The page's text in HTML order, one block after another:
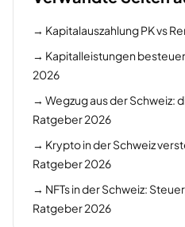
→ Kapitalauszahlung PK vs
→ Kapitalleistungen
2026
→ Wegzug aus der Schweiz:
Ratgeber 2026
→ Krypto in der Schweiz
Ratgeber 2026
→ NFTs in der Schweiz:
Ratgeber 2026